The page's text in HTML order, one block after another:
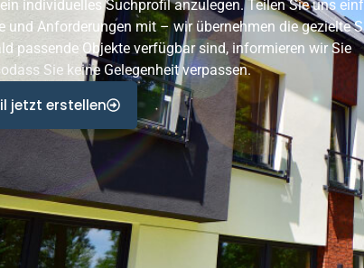
individuelles Suchprofil anzulegen. Teilen Sie uns
und Anforderungen mit – wir übernehmen die gezielte
passende Objekte verfügbar sind, informieren wir Sie
Sie keine Gelegenheit verpassen.
jetzt erstellen